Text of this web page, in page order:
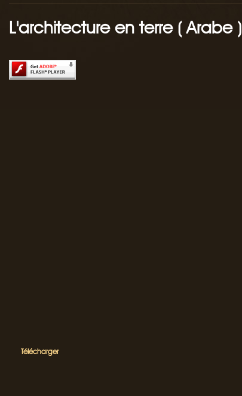
L'architecture en terre ( Arabe )
Télécharger